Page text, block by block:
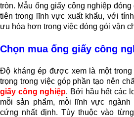
tròn. Mẫu ống giấy công nghiệp
tiên trong lĩnh vực xuất khẩu, với
ưu hóa hơn trong việc đóng gói vận
Chọn mua ống giấy công
Độ kháng ép được xem là một
trọng trong việc góp phần tạo nên
giấy công nghiệp. Bởi hầu hết các
mỗi sản phẩm, mỗi lĩnh vực
cứng nhất định. Tùy thuộc vào